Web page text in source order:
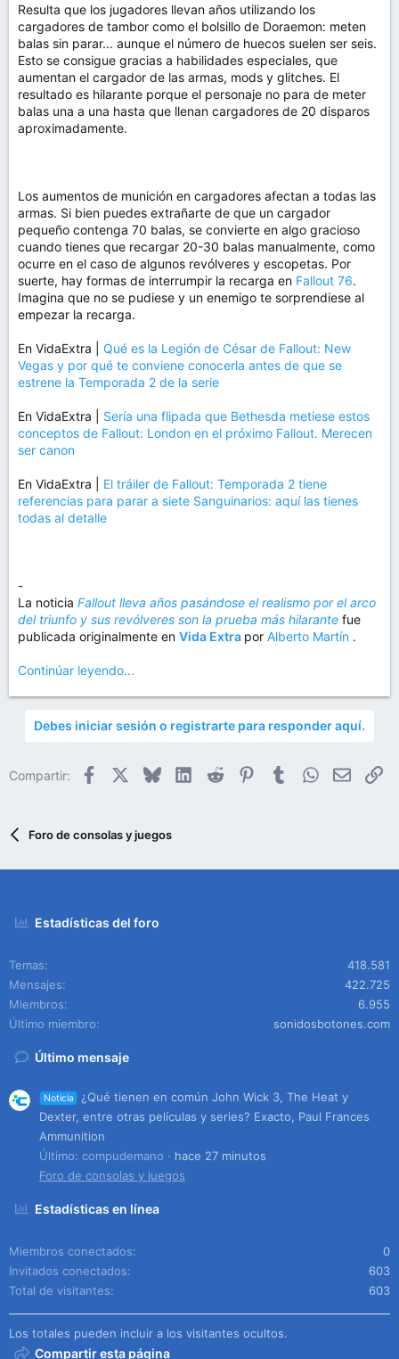
Resulta que los jugadores llevan años utilizando los
cargadores de tambor como el bolsillo de Doraemon: meten
balas sin parar... aunque el número de huecos suelen ser seis.
Esto se consigue gracias a habilidades especiales, que
aumentan el cargador de las armas, mods y glitches. El
resultado es hilarante porque el personaje no para de meter
balas una a una hasta que llenan cargadores de 20 disparos
aproximadamente.
Los aumentos de munición en cargadores afectan a todas las
armas. Si bien puedes extrañarte de que un cargador
pequeño contenga 70 balas, se convierte en algo gracioso
cuando tienes que recargar 20-30 balas manualmente, como
ocurre en el caso de algunos revólveres y escopetas. Por
suerte, hay formas de interrumpir la recarga en Fallout 76.
Imagina que no se pudiese y un enemigo te sorprendiese al
empezar la recarga.
En VidaExtra | Qué es la Legión de César de Fallout: New
Vegas y por qué te conviene conocerla antes de que se
estrene la Temporada 2 de la serie
En VidaExtra | Sería una flipada que Bethesda metiese estos
conceptos de Fallout: London en el próximo Fallout. Merecen
ser canon
En VidaExtra | El tráiler de Fallout: Temporada 2 tiene
referencias para parar a siete Sanguinarios: aquí las tienes
todas al detalle
-
La noticia Fallout lleva años pasándose el realismo por el arco
del triunfo y sus revólveres son la prueba más hilarante fue
publicada originalmente en Vida Extra por Alberto Martín .
Continúar leyendo...
Debes iniciar sesión o registrarte para responder aquí.
Compartir: Facebook BlueskyLinkedIn
Reddit PinterestTumblrWhatsApp
Email
Foro de consolas y juegos
Estadísticas del foro
Temas
418.581
Mensajes
422.725
Miembros
6.955
Último miembro
sonidosbotones.com
Último mensaje
Noticia
¿Qué tienen en común John Wick 3, The Heat y
Dexter, entre otras películas y series? Exacto, Paul Frances
Ammunition
Último: compudemano
hace 27 minutos
Foro de consolas y juegos
Estadísticas en línea
Miembros conectados
0
Invitados conectados
603
Total de visitantes
603
Los totales pueden incluir a los visitantes ocultos.
Compartir esta página